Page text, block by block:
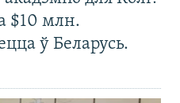
$10 млн.
ў Беларусь.